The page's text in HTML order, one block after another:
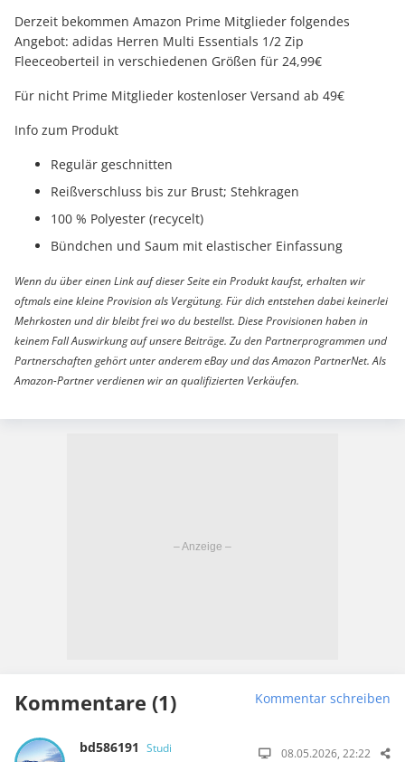
Derzeit bekommen Amazon Prime Mitglieder folgendes
Angebot: adidas Herren Multi Essentials 1/2 Zip
Fleeceoberteil in verschiedenen Größen für 24,99€
Für nicht Prime Mitglieder kostenloser Versand ab 49€
Info zum Produkt
Regulär geschnitten
Reißverschluss bis zur Brust; Stehkragen
100 % Polyester (recycelt)
Bündchen und Saum mit elastischer Einfassung
Wenn du über einen Link auf dieser Seite ein Produkt kaufst, erhalten wir
oftmals eine kleine Provision als Vergütung. Für dich entstehen dabei keinerlei
Mehrkosten und dir bleibt frei wo du bestellst. Diese Provisionen haben in
keinem Fall Auswirkung auf unsere Beiträge. Zu den Partnerprogrammen und
Partnerschaften gehört unter anderem eBay und das Amazon PartnerNet. Als
Amazon-Partner verdienen wir an qualifizierten Verkäufen.
Kommentare (1) Kommentar schreiben
bd586191 Studi 08.05.2026, 22:22